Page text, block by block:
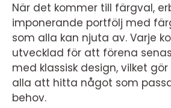
När det kommer till färgval,
imponerande portfölj med
som alla kan njuta av. Varje
utvecklad för att förena
med klassisk design, vilket
alla att hitta något som
behov.